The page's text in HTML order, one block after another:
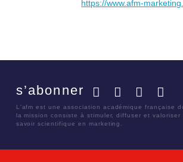
https://www.afm-
s’abonner
L'afm est une association académique française
la mission consiste à stimuler, diffuser et valoriser
savoir scientifique en marketing.